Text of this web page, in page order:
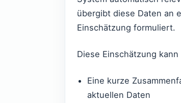
übergibt diese Daten an
Einschätzung formuliert.
Diese Einschätzung
Eine kurze
aktuellen Daten